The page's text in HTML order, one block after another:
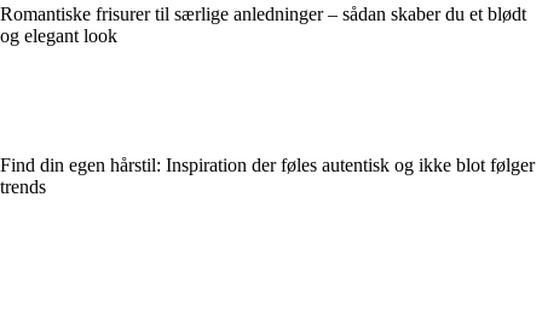
Romantiske frisurer til særlige anledninger – sådan skaber du et blødt
og elegant look
Find din egen hårstil: Inspiration der føles autentisk og ikke blot følger
trends